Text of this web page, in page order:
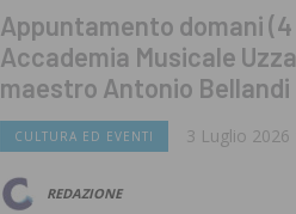
Appuntamento domani
Accademia Musicale
maestro Antonio Bellandi
CULTURA ED EVENTI 3 Luglio 2026
REDAZIONE